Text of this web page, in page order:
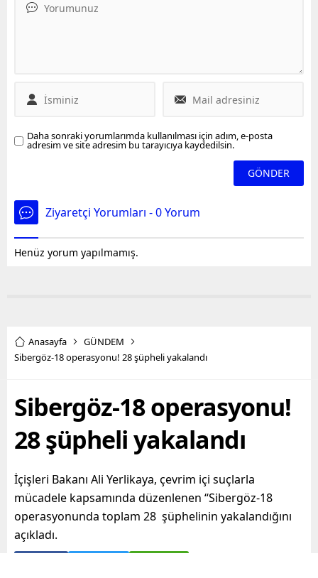
Daha sonraki yorumlarımda kullanılması için adım, e-posta
adresim ve site adresim bu tarayıcıya kaydedilsin.
Ziyaretçi Yorumları - 0 Yorum
Henüz yorum yapılmamış.
Anasayfa
GÜNDEM
Sibergöz-18 operasyonu! 28 şüpheli yakalandı
Sibergöz-18 operasyonu!
28 şüpheli yakalandı
İçişleri Bakanı Ali Yerlikaya, çevrim içi suçlarla
mücadele kapsamında düzenlenen “Sibergöz-18
operasyonunda toplam 28 şüphelinin yakalandığını
açıkladı.